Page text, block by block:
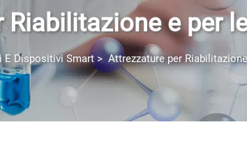
e per
E Dispositivi Smart> Attrezzature per